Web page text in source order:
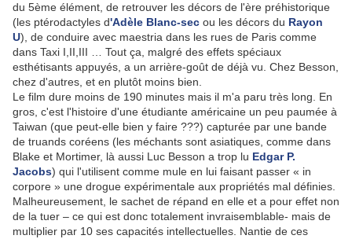
du 5ème élément, de retrouver les décors de l'ère préhistorique
(les ptérodactyles d'Adèle Blanc-sec ou les décors du Rayon
U), de conduire avec maestria dans les rues de Paris comme
dans Taxi I,II,III … Tout ça, malgré des effets spéciaux
esthétisants appuyés, a un arrière-goût de déjà vu. Chez Besson,
chez d'autres, et en plutôt moins bien.
Le film dure moins de 190 minutes mais il m'a paru très long. En
gros, c'est l'histoire d'une étudiante américaine un peu paumée à
Taiwan (que peut-elle bien y faire ???) capturée par une bande
de truands coréens (les méchants sont asiatiques, comme dans
Blake et Mortimer, là aussi Luc Besson a trop lu Edgar P.
Jacobs) qui l'utilisent comme mule en lui faisant passer « in
corpore » une drogue expérimentale aux propriétés mal définies.
Malheureusement, le sachet de répand en elle et a pour effet non
de la tuer – ce qui est donc totalement invraisemblable- mais de
multiplier par 10 ses capacités intellectuelles. Nantie de ces